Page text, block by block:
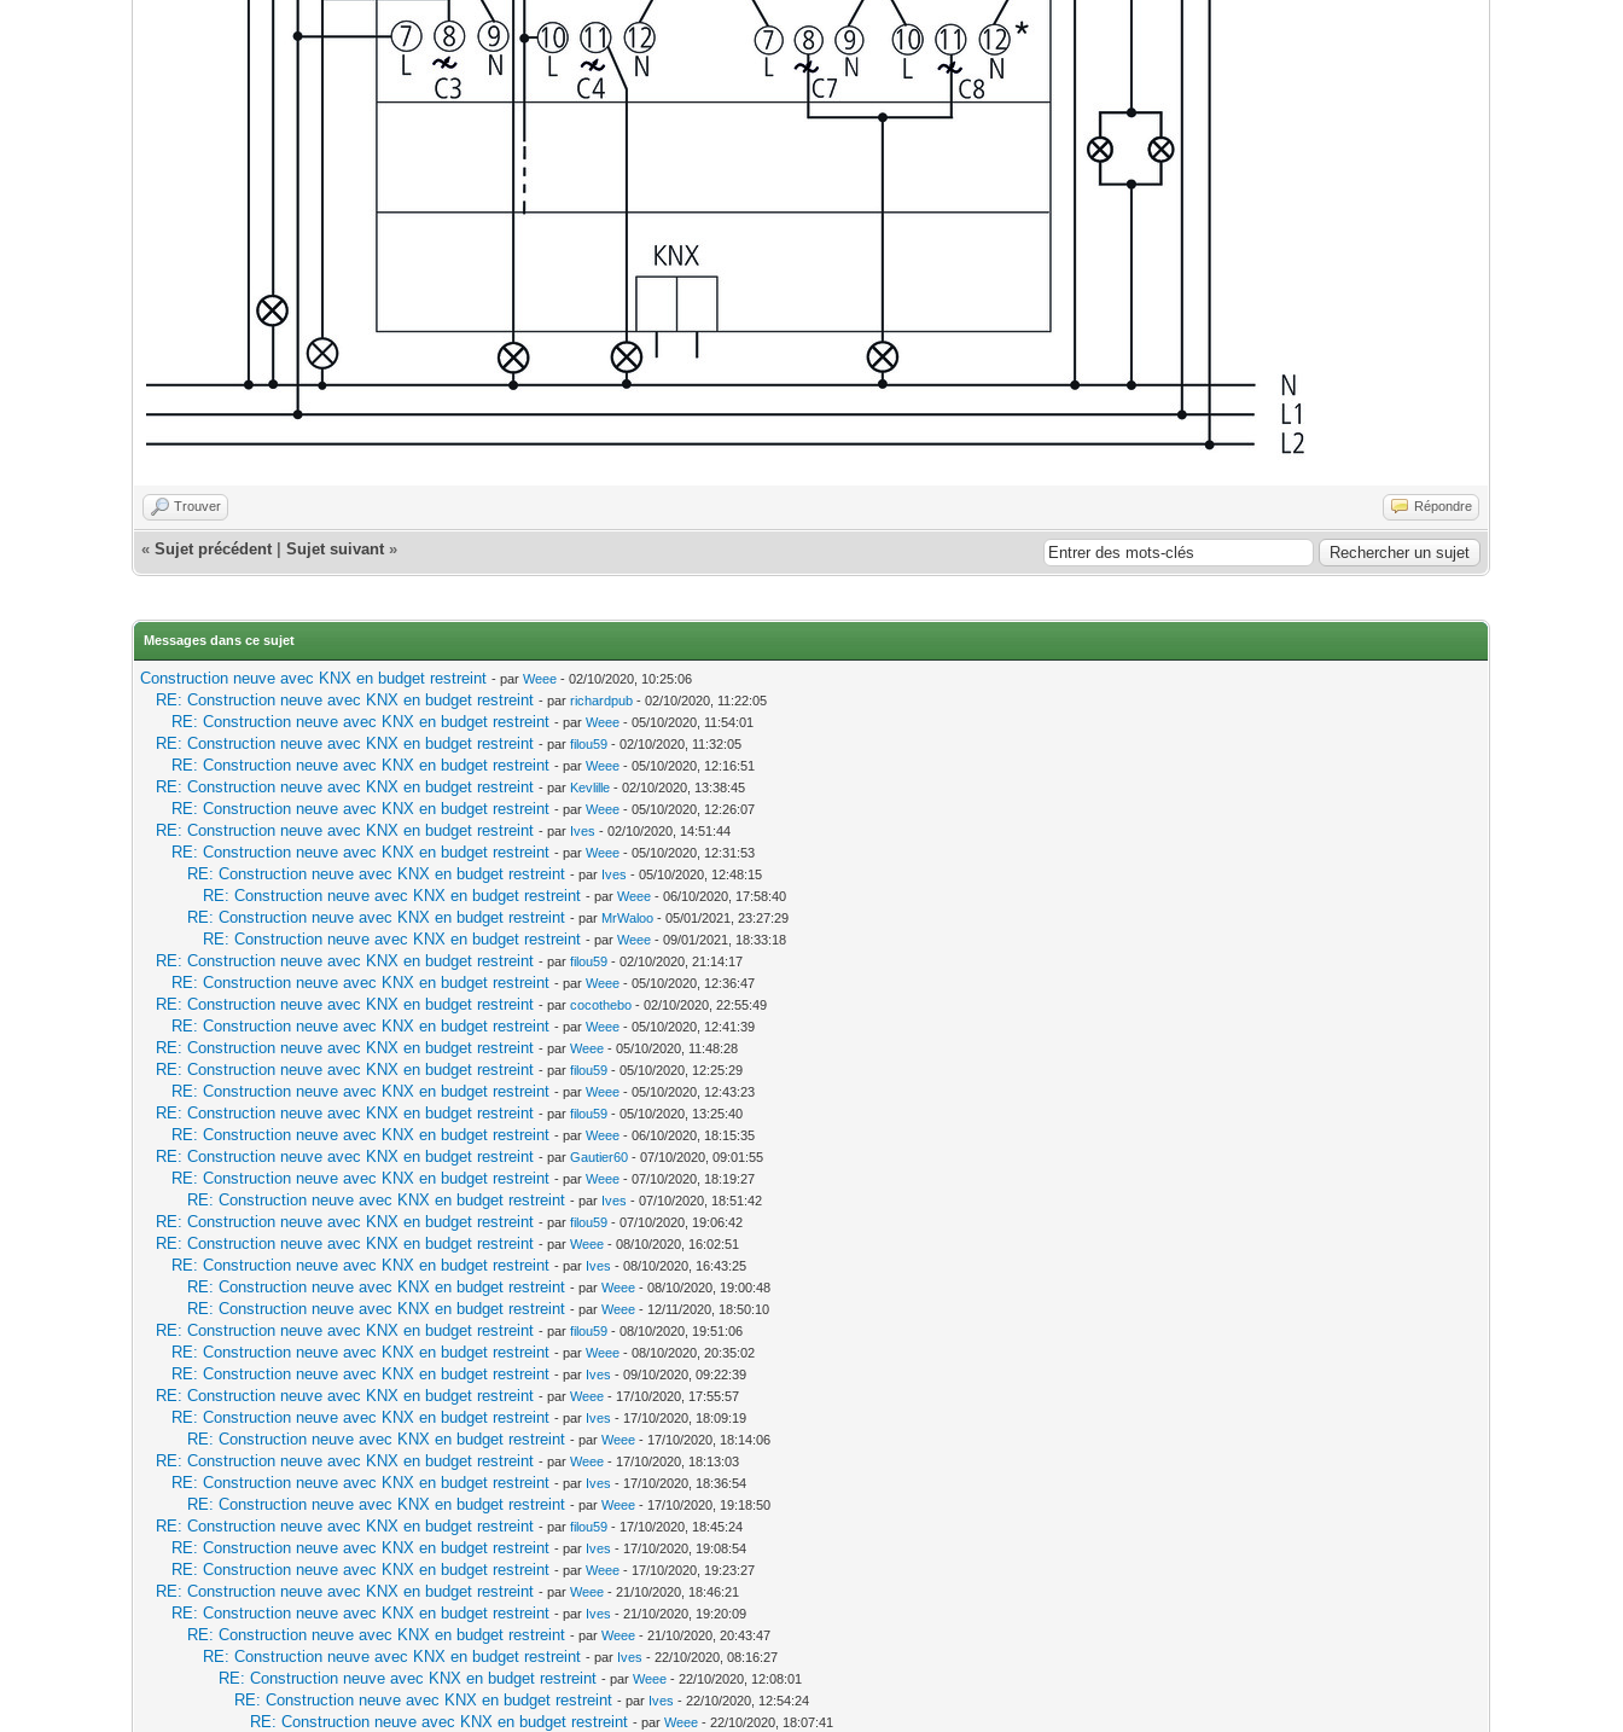
Trouver Répondre
«Sujet précédent |Sujet suivant »
Messages dans ce sujet
Construction neuve avec KNX en budget restreint - parWeee - 02/10/2020, 10:25:06
RE: Construction neuve avec KNX en budget restreint - parrichardpub - 02/10/2020, 11:22:05
RE: Construction neuve avec KNX en budget restreint - parWeee - 05/10/2020, 11:54:01
RE: Construction neuve avec KNX en budget restreint - parfilou59 - 02/10/2020, 11:32:05
RE: Construction neuve avec KNX en budget restreint - parWeee - 05/10/2020, 12:16:51
RE: Construction neuve avec KNX en budget restreint - par Kevlille - 02/10/2020, 13:38:45
RE: Construction neuve avec KNX en budget restreint - parWeee - 05/10/2020, 12:26:07
RE: Construction neuve avec KNX en budget restreint - par Ives - 02/10/2020, 14:51:44
RE: Construction neuve avec KNX en budget restreint - parWeee - 05/10/2020, 12:31:53
RE: Construction neuve avec KNX en budget restreint - par Ives - 05/10/2020, 12:48:15
RE: Construction neuve avec KNX en budget restreint - parWeee - 06/10/2020, 17:58:40
RE: Construction neuve avec KNX en budget restreint - par MrWaloo - 05/01/2021, 23:27:29
RE: Construction neuve avec KNX en budget restreint - parWeee - 09/01/2021, 18:33:18
RE: Construction neuve avec KNX en budget restreint - parfilou59 - 02/10/2020, 21:14:17
RE: Construction neuve avec KNX en budget restreint - parWeee - 05/10/2020, 12:36:47
RE: Construction neuve avec KNX en budget restreint - parcocothebo - 02/10/2020, 22:55:49
RE: Construction neuve avec KNX en budget restreint - parWeee - 05/10/2020, 12:41:39
RE: Construction neuve avec KNX en budget restreint - parWeee - 05/10/2020, 11:48:28
RE: Construction neuve avec KNX en budget restreint - parfilou59 - 05/10/2020, 12:25:29
RE: Construction neuve avec KNX en budget restreint - parWeee - 05/10/2020, 12:43:23
RE: Construction neuve avec KNX en budget restreint - parfilou59 - 05/10/2020, 13:25:40
RE: Construction neuve avec KNX en budget restreint - parWeee - 06/10/2020, 18:15:35
RE: Construction neuve avec KNX en budget restreint - parGautier60 - 07/10/2020, 09:01:55
RE: Construction neuve avec KNX en budget restreint - parWeee - 07/10/2020, 18:19:27
RE: Construction neuve avec KNX en budget restreint - par Ives - 07/10/2020, 18:51:42
RE: Construction neuve avec KNX en budget restreint - parfilou59 - 07/10/2020, 19:06:42
RE: Construction neuve avec KNX en budget restreint - parWeee - 08/10/2020, 16:02:51
RE: Construction neuve avec KNX en budget restreint - par Ives - 08/10/2020, 16:43:25
RE: Construction neuve avec KNX en budget restreint - parWeee - 08/10/2020, 19:00:48
RE: Construction neuve avec KNX en budget restreint - parWeee - 12/11/2020, 18:50:10
RE: Construction neuve avec KNX en budget restreint - parfilou59 - 08/10/2020, 19:51:06
RE: Construction neuve avec KNX en budget restreint - parWeee - 08/10/2020, 20:35:02
RE: Construction neuve avec KNX en budget restreint - par Ives - 09/10/2020, 09:22:39
RE: Construction neuve avec KNX en budget restreint - parWeee - 17/10/2020, 17:55:57
RE: Construction neuve avec KNX en budget restreint - par Ives - 17/10/2020, 18:09:19
RE: Construction neuve avec KNX en budget restreint - parWeee - 17/10/2020, 18:14:06
RE: Construction neuve avec KNX en budget restreint - parWeee - 17/10/2020, 18:13:03
RE: Construction neuve avec KNX en budget restreint - par Ives - 17/10/2020, 18:36:54
RE: Construction neuve avec KNX en budget restreint - parWeee - 17/10/2020, 19:18:50
RE: Construction neuve avec KNX en budget restreint - parfilou59 - 17/10/2020, 18:45:24
RE: Construction neuve avec KNX en budget restreint - par Ives - 17/10/2020, 19:08:54
RE: Construction neuve avec KNX en budget restreint - parWeee - 17/10/2020, 19:23:27
RE: Construction neuve avec KNX en budget restreint - parWeee - 21/10/2020, 18:46:21
RE: Construction neuve avec KNX en budget restreint - par Ives - 21/10/2020, 19:20:09
RE: Construction neuve avec KNX en budget restreint - parWeee - 21/10/2020, 20:43:47
RE: Construction neuve avec KNX en budget restreint - par Ives - 22/10/2020, 08:16:27
RE: Construction neuve avec KNX en budget restreint - parWeee - 22/10/2020, 12:08:01
RE: Construction neuve avec KNX en budget restreint - par Ives - 22/10/2020, 12:54:24
RE: Construction neuve avec KNX en budget restreint - parWeee - 22/10/2020, 18:07:41